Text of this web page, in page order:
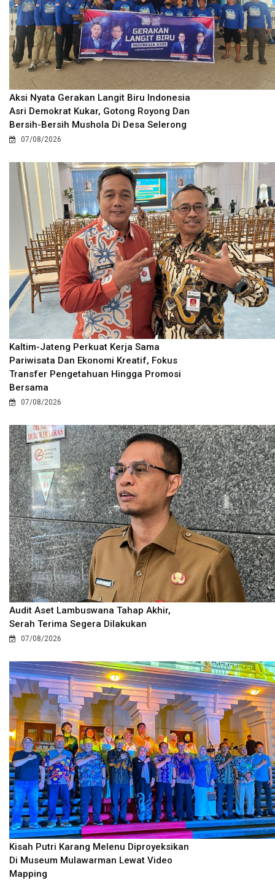
Aksi Nyata Gerakan Langit Biru Indonesia
Asri Demokrat Kukar, Gotong Royong Dan
Bersih-Bersih Mushola Di Desa Selerong
07/08/2026
Kaltim-Jateng Perkuat Kerja Sama
Pariwisata Dan Ekonomi Kreatif, Fokus
Transfer Pengetahuan Hingga Promosi
Bersama
07/08/2026
Audit Aset Lambuswana Tahap Akhir,
Serah Terima Segera Dilakukan
07/08/2026
Kisah Putri Karang Melenu Diproyeksikan
Di Museum Mulawarman Lewat Video
Mapping